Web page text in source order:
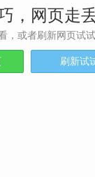
，网页走丢
，或者刷新网页试试
刷新试